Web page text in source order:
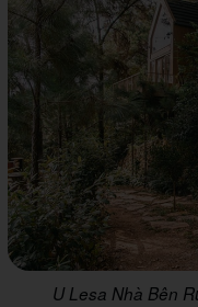
U Lesa Nhà Bên